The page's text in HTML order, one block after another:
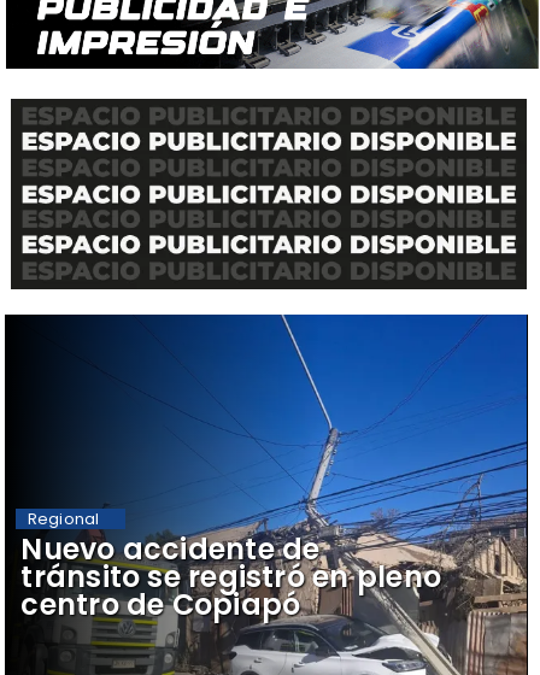
​Nuevo accidente de
tránsito se registró en pleno
centro de Copiapó
Regional